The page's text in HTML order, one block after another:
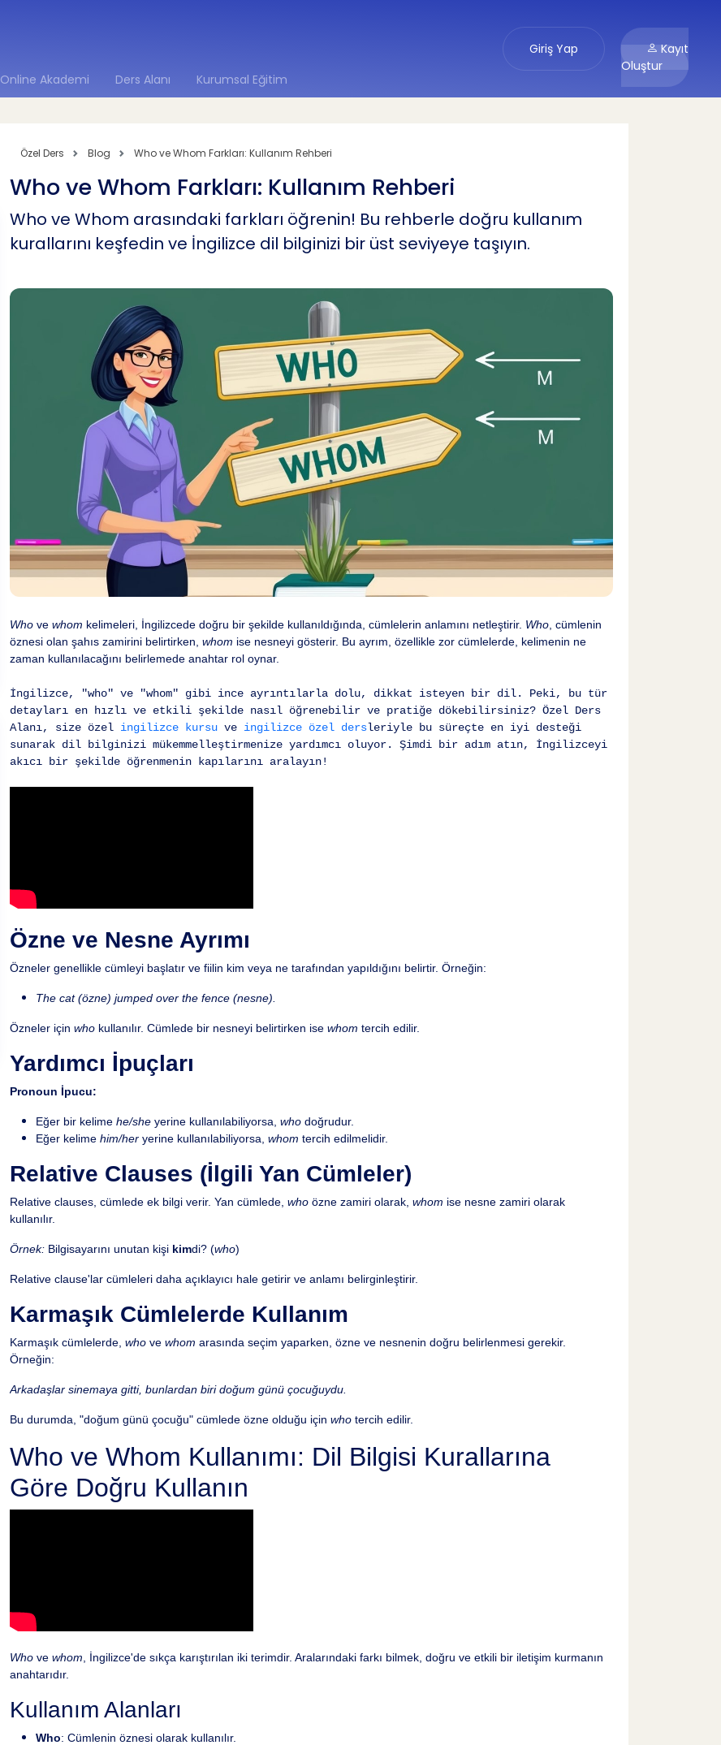
Online Akademi Ders Alanı Kurumsal Eğitim
Giriş Yap
Kayıt
Oluştur
Özel Ders Blog Who ve Whom Farkları: Kullanım Rehberi
Who ve Whom Farkları: Kullanım Rehberi
Who ve Whom arasındaki farkları öğrenin! Bu rehberle doğru kullanım
kurallarını keşfedin ve İngilizce dil bilginizi bir üst seviyeye taşıyın.
Whove whom kelimeleri, İngilizcede doğru bir şekilde kullanıldığında, cümlelerin anlamını netleştirir. Who, cümlenin
öznesi olan şahıs zamirini belirtirken, whom ise nesneyi gösterir. Bu ayrım, özellikle zor cümlelerde, kelimenin ne
zaman kullanılacağını belirlemede anahtar rol oynar.
İngilizce, "who" ve "whom" gibi ince ayrıntılarla dolu, dikkat isteyen bir dil. Peki, bu tür
detayları en hızlı ve etkili şekilde nasıl öğrenebilir ve pratiğe dökebilirsiniz? Özel Ders
Alanı, size özel ingilizce kursuve ingilizce özel dersleriyle bu süreçte en iyi desteği
sunarak dil bilginizi mükemmelleştirmenize yardımcı oluyor. Şimdi bir adım atın, İngilizceyi
akıcı bir şekilde öğrenmenin kapılarını aralayın!
Özne ve Nesne Ayrımı
Özneler genellikle cümleyi başlatır ve fiilin kim veya ne tarafından yapıldığını belirtir. Örneğin:
The cat (özne) jumped over the fence (nesne).
Özneler için whokullanılır. Cümlede bir nesneyi belirtirken ise whom tercih edilir.
Yardımcı İpuçları
Pronoun İpucu:
Eğer bir kelime he/sheyerine kullanılabiliyorsa, whodoğrudur.
Eğer kelime him/heryerine kullanılabiliyorsa, whom tercih edilmelidir.
Relative Clauses (İlgili Yan Cümleler)
Relative clauses, cümlede ek bilgi verir. Yan cümlede, whoözne zamiri olarak, whom ise nesne zamiri olarak
kullanılır.
Örnek:Bilgisayarını unutan kişi kimdi? (who)
Relative clause'lar cümleleri daha açıklayıcı hale getirir ve anlamı belirginleştirir.
Karmaşık Cümlelerde Kullanım
Karmaşık cümlelerde, whove whom arasında seçim yaparken, özne ve nesnenin doğru belirlenmesi gerekir.
Örneğin:
Arkadaşlar sinemaya gitti, bunlardan biri doğum günü çocuğuydu.
Bu durumda, "doğum günü çocuğu" cümlede özne olduğu için whotercih edilir.
Who ve Whom Kullanımı: Dil Bilgisi Kurallarına
Göre Doğru Kullanın
Whove whom , İngilizce'de sıkça karıştırılan iki terimdir. Aralarındaki farkı bilmek, doğru ve etkili bir iletişim kurmanın
anahtarıdır.
Kullanım Alanları
Who: Cümlenin öznesi olarak kullanılır.